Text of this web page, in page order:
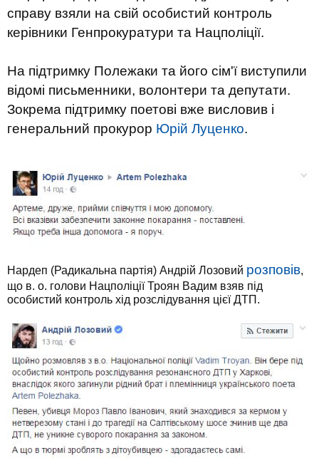
справу взяли на свій особистий контроль
керівники Генпрокуратури та Нацполіції.
На підтримку Полежаки та його сім'ї виступили
відомі письменники, волонтери та депутати.
Зокрема підтримку поетові вже висловив і
генеральний прокурор Юрій Луценко.
Нардеп (Радикальна партія) Андрій Лозовий розповів,
що в. о. голови Нацполіції Троян Вадим взяв під
особистий контроль хід розслідування цієї ДТП.